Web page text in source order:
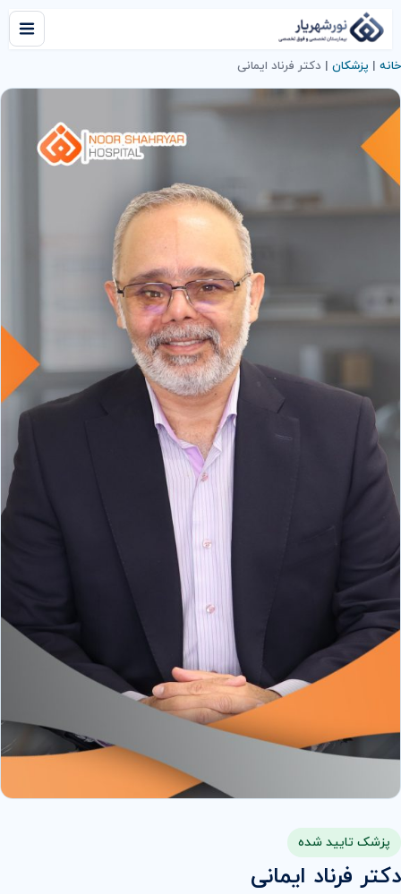
خانه | پزشکان | دکتر فرناد ایمانی
پزشک تایید شده
دکتر فرناد ایمانی